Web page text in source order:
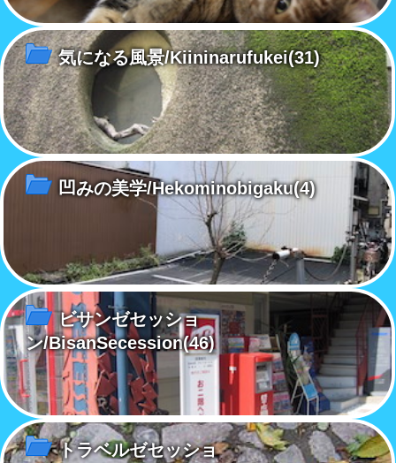
気になる風景/Kiininarufukei(31)
凹みの美学/Hekominobigaku(4)
ビサンゼセッショ
ン/BisanSecession(46)
トラベルゼセッショ